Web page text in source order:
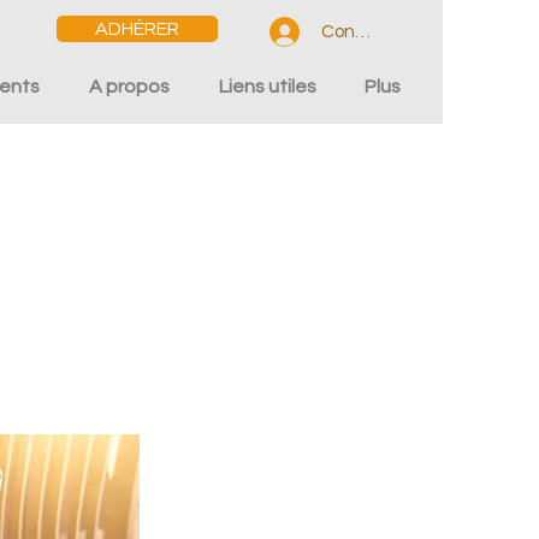
ADHÉRER Connexion
A propos Liens utiles Plus